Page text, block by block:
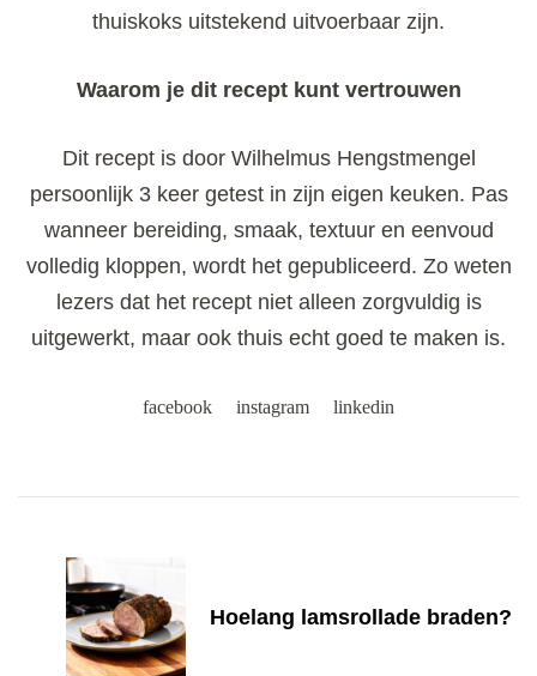
thuiskoks uitstekend uitvoerbaar zijn.
Waarom je dit recept kunt vertrouwen
Dit recept is door Wilhelmus Hengstmengel
persoonlijk 3 keer getest in zijn eigen keuken. Pas
wanneer bereiding, smaak, textuur en eenvoud
volledig kloppen, wordt het gepubliceerd. Zo weten
lezers dat het recept niet alleen zorgvuldig is
uitgewerkt, maar ook thuis echt goed te maken is.
facebook instagram linkedin
Navigation
Hoelang lamsrollade braden?